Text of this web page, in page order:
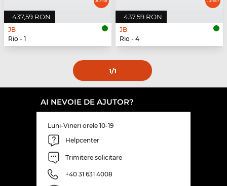
437,59 RON
JB
Rio - 1
437,59 RON
JB
Rio - 4
1/1
AI NEVOIE DE AJUTOR?
Luni-Vineri orele 10-19
Helpcenter
Trimitere solicitare
+40 31 631 4008